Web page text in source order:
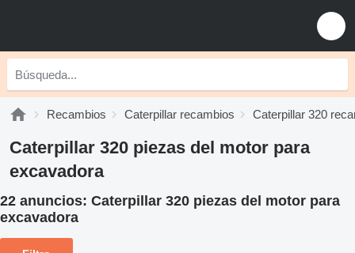
Recambios Caterpillar recambios Caterpillar 320
Caterpillar 320 piezas del motor para
excavadora
22 anuncios: Caterpillar 320 piezas del motor para
excavadora